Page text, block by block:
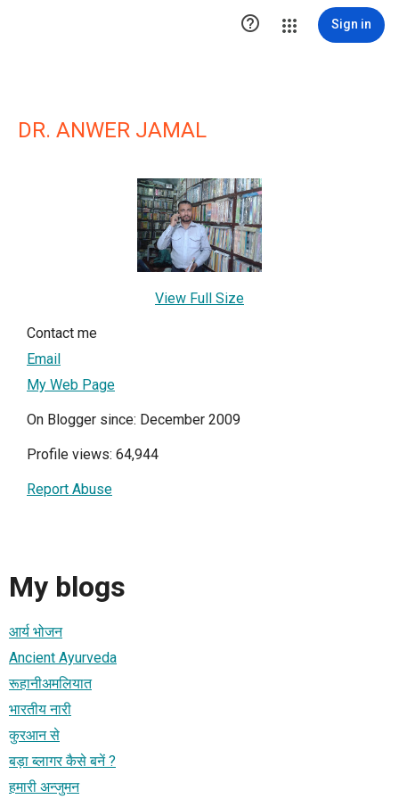
 Sign in
DR. ANWER JAMAL
View Full Size
Contact me
Email
My Web Page
On Blogger since: December 2009
Profile views: 64,944
Report Abuse
My blogs
आर्य भोजन
Ancient Ayurveda
रूहानीअमलियात
भारतीय नारी
कुरआन से
बड़ा ब्लागर कैसे बनें ?
हमारी अन्‍जुमन